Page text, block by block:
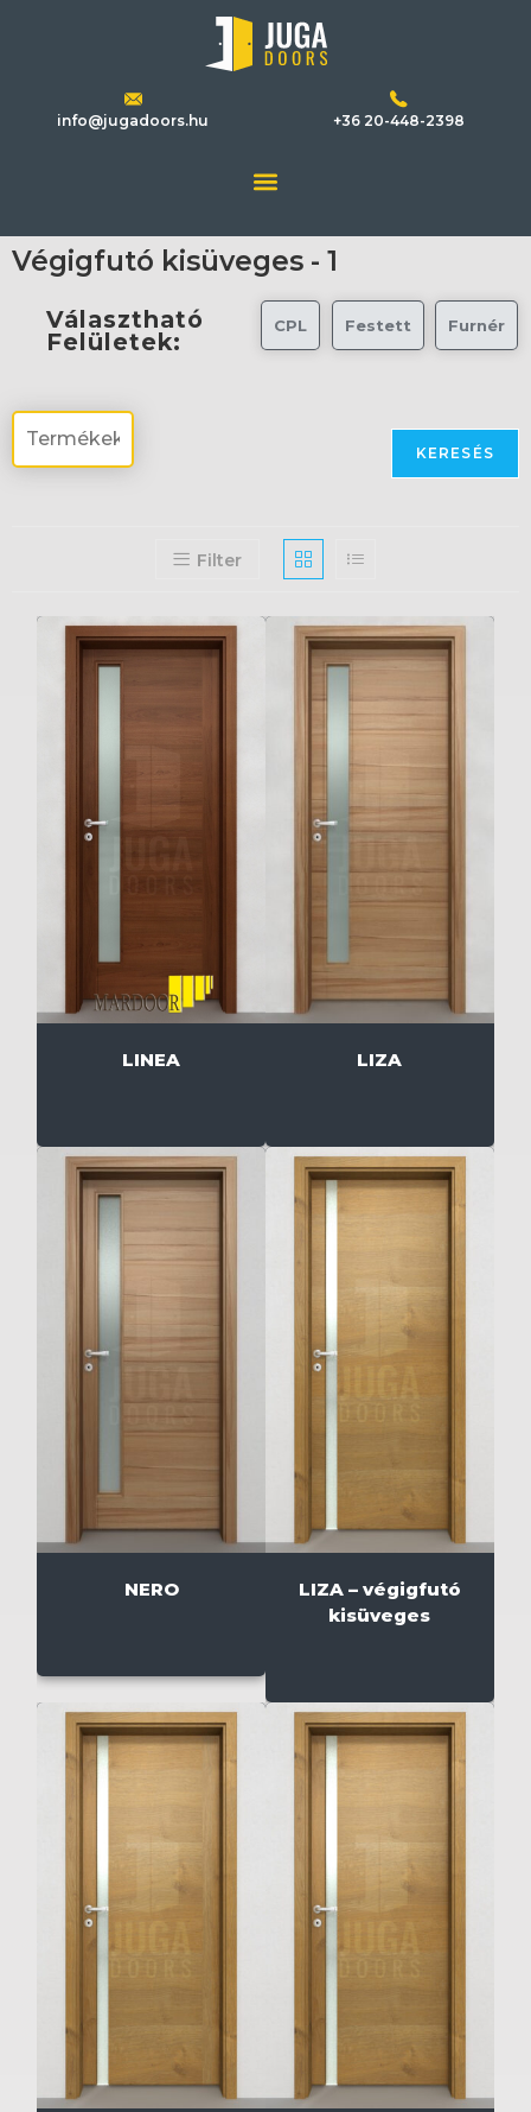
info@jugadoors.hu +36 20-448-2398
Végigfutó kisüveges - 1
Választható
Felületek:
CPL Festett Furnér
KERESÉS
Filter
LINEA LIZA
NERO
LIZA – végigfutó
kisüveges